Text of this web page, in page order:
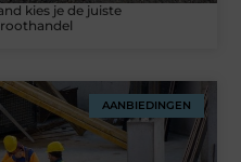
kies je de juiste
AANBIEDINGEN